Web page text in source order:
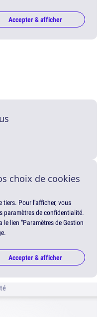
Accepter & afficher
choix de cookies
tiers. Pour l'afficher, vous
paramètres de confidentialité.
lien "Paramètres de Gestion
Accepter & afficher